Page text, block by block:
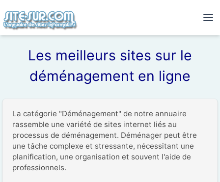
Les meilleurs sites sur le
déménagement en ligne
La catégorie "Déménagement" de notre annuaire
rassemble une variété de sites internet liés au
processus de déménagement. Déménager peut être
une tâche complexe et stressante, nécessitant une
planification, une organisation et souvent l'aide de
professionnels.